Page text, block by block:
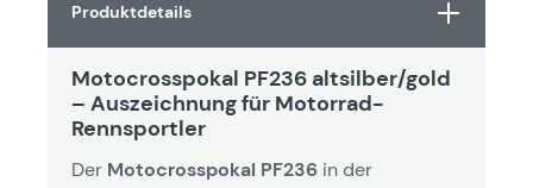
Produktdetails
Motocrosspokal PF236 altsilber/gold
– Auszeichnung für Motorrad-
Rennsportler
Der Motocrosspokal PF236 in der